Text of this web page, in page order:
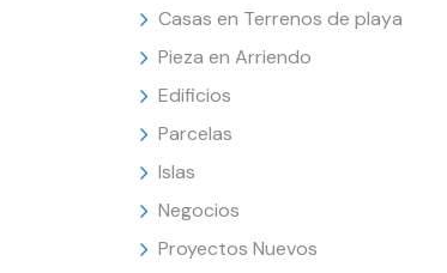
Casas en Terrenos de playa
Pieza en Arriendo
Edificios
Parcelas
Islas
Negocios
Proyectos Nuevos